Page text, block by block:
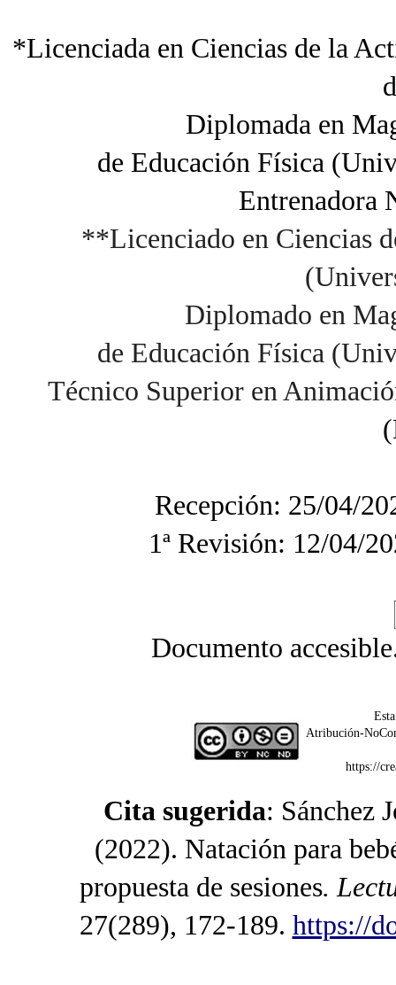
*Licenciada en Ciencias de la
Diplomada en
de Educación Física
Entrenadora
**Licenciado en Ciencias
Diplomado en
de Educación Física
Técnico Superior en
Recepción: 25/04/
1ª Revisión: 12/04/
Documento
Atribución-
https://
Cita sugerida: Sánchez
(2022). Natación para
propuesta de sesiones.
27(289), 172-189. https://